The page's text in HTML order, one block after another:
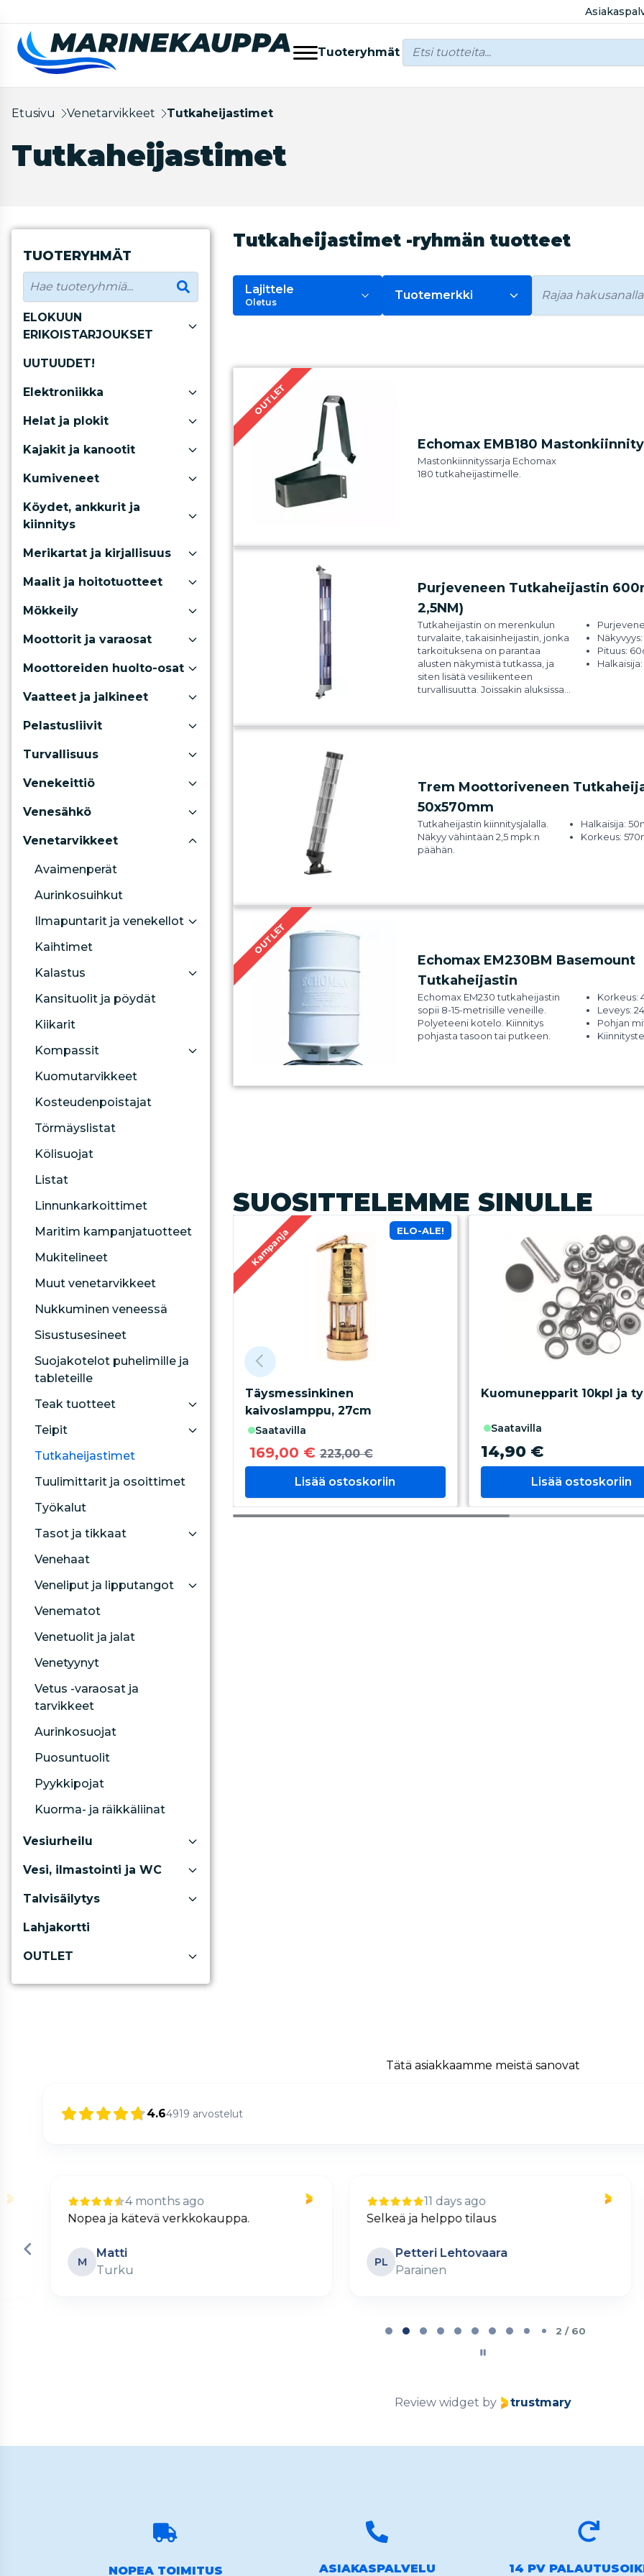
Tuoteryhmät
Etusivu Venetarvikkeet Tutkaheijastimet
Tutkaheijastimet
TUOTERYHMÄT
ELOKUUN
ERIKOISTARJOUKSET
UUTUUDET!
Elektroniikka
Helat ja plokit
Kajakit ja kanootit
Kumiveneet
Köydet, ankkurit ja
kiinnitys
Merikartat ja kirjallisuus
Maalit ja hoitotuotteet
Mökkeily
Moottorit ja varaosat
Moottoreiden huolto-osat
Vaatteet ja jalkineet
Pelastusliivit
Turvallisuus
Venekeittiö
Venesähkö
Venetarvikkeet
Avaimenperät
Aurinkosuihkut
Ilmapuntarit ja venekellot
Kaihtimet
Kalastus
Kansituolit ja pöydät
Kiikarit
Kompassit
Kuomutarvikkeet
Kosteudenpoistajat
Törmäyslistat
Kölisuojat
Listat
Linnunkarkoittimet
Maritim kampanjatuotteet
Mukitelineet
Muut venetarvikkeet
Nukkuminen veneessä
Sisustusesineet
Suojakotelot puhelimille ja
tableteille
Teak tuotteet
Teipit
Tutkaheijastimet
Tuulimittarit ja osoittimet
Työkalut
Tasot ja tikkaat
Venehaat
Veneliput ja lipputangot
Venematot
Venetuolit ja jalat
Venetyynyt
Vetus -varaosat ja
tarvikkeet
Aurinkosuojat
Puosuntuolit
Pyykkipojat
Kuorma- ja räikkäliinat
Vesiurheilu
Vesi, ilmastointi ja WC
Talvisäilytys
Lahjakortti
OUTLET
Tutkaheijastimet -ryhmän tuotteet
Lajittele
Oletus
Tuotemerkki
OUTLET
Echomax EMB180
Mastonkiinnityssarja Echomax
180 tutkaheijastimelle.
Purjeveneen Tutkaheijastin
2,5NM)
Tutkaheijastin on merenkulun
turvalaite, takaisinheijastin, jonka
tarkoituksena on parantaa
alusten näkymistä tutkassa, ja
siten lisätä vesiliikenteen
turvallisuutta. Joissakin aluksissa
on tärkeä sumussa ja
yläpuolelle vaijereihin. Näkyy
vähintään 2,5 meripeninkulman
päähän.
Pituus:
Trem Moottoriveneen
50x570mm
Tutkaheijastin kiinnitysjalalla.
Näkyy vähintään 2,5 mpk:n
päähän.
Halkaisija:
Korkeus:
OUTLET
Echomax EM230BM Basemount
Tutkaheijastin
Echomax EM230 tutkaheijastin
sopii 8-15-metrisille veneille.
Polyeteeni kotelo. Kiinnitys
pohjasta tasoon tai putkeen.
Korkeus:
Leveys:
Pohjan
SUOSITTELEMME SINULLE
Kampanja ELO-ALE!
Täysmessinkinen
kaivoslamppu, 27cm
saatavilla
169,00 € 223,00 €
Lisää ostoskoriin
Kuomunepparit 10kpl ja
saatavilla
14,90 €
Lisää ostoskoriin
Tätä asiakkaamme meistä sanovat
4.64919 arvostelut
4 months ago
Nopea ja kätevä verkkokauppa.
M
Matti
Turku
11 days ago
Selkeä ja helppo tilaus
PL
Petteri Lehtovaara
Parainen
2 / 60
Review widget by trustmary
NOPEA TOIMITUS ASIAKASPALVELU 14 PV